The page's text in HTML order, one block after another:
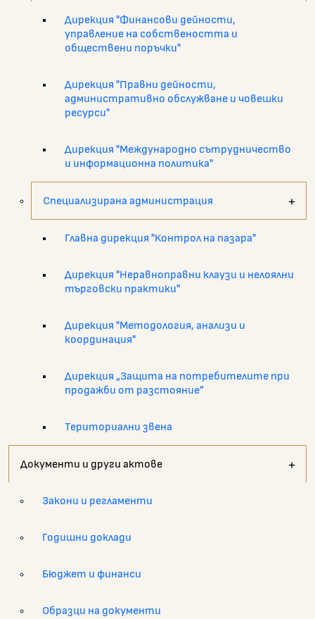
Дирекция "Финансови дейности,
управление на собствеността и
обществени поръчки"
Дирекция "Правни дейности,
административно обслужване и човешки
ресурси"
Дирекция "Международно сътрудничество
и информационна политика"
Специализирана администрация
Главна дирекция "Контрол на пазара"
Дирекция "Неравноправни клаузи и нелоялни
търговски практики"
Дирекция "Методология, анализи и
координация"
Дирекция „Защита на потребителите при
продажби от разстояние”
Териториални звена
Документи и други актове
Закони и регламенти
Годишни доклади
Бюджет и финанси
Образци на документи